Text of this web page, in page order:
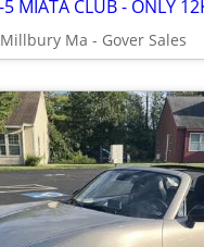
Millbury Ma - Gover Sales